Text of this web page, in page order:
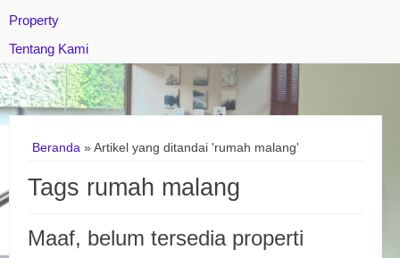
Property
Tentang Kami
Beranda »Artikel yang ditandai 'rumah malang'
Tags rumah malang
Maaf, belum tersedia properti